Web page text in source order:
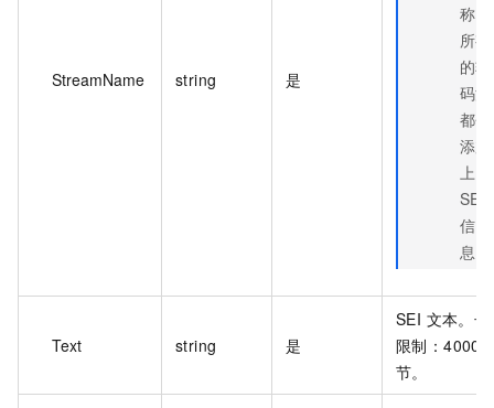
StreamName string 是
称，
所有
的转
码流
都会
添加
上
SEI
信
息。
Text string 是
SEI 文本。长
限制：4000
节。